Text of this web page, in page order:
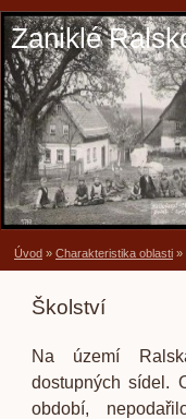
Zaniklé
Úvod » Charakteristika oblasti »
Školství
Na území
dostupných sídel.
období,